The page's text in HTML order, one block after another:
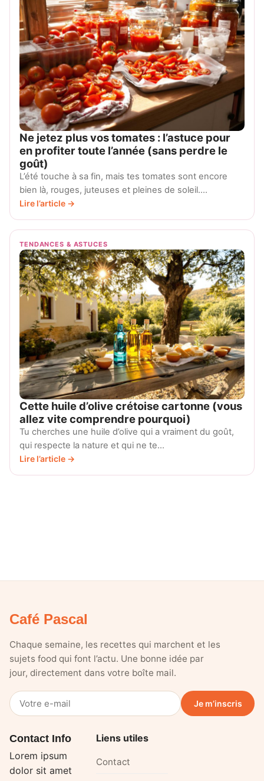
Ne jetez plus vos tomates : l’astuce pour
en profiter toute l’année (sans perdre le
goût)
L’été touche à sa fin, mais tes tomates sont encore
bien là, rouges, juteuses et pleines de soleil.…
Lire l’article →
TENDANCES & ASTUCES
Cette huile d’olive crétoise cartonne (vous
allez vite comprendre pourquoi)
Tu cherches une huile d’olive qui a vraiment du goût,
qui respecte la nature et qui ne te…
Lire l’article →
Café Pascal
Chaque semaine, les recettes qui marchent et les
sujets food qui font l’actu. Une bonne idée par
jour, directement dans votre boîte mail.
Votre
e-
Je m’inscris
Contact Info
Lorem ipsum
dolor sit amet
Liens utiles
Contact